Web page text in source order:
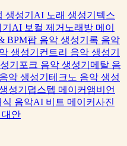
생성기 AI 노래 생성기 텍스
AI 보컬 제거 노래방 메이
BPM팝 음악 생성기 록 음악
생성기 컨트리 음악 생성기
기 포크 음악 생성기 메탈 음
악 생성기 테크노 음악 생성
성기 덥스텝 메이커 앰비언
식 음악AI 비트 메이커사진
대안